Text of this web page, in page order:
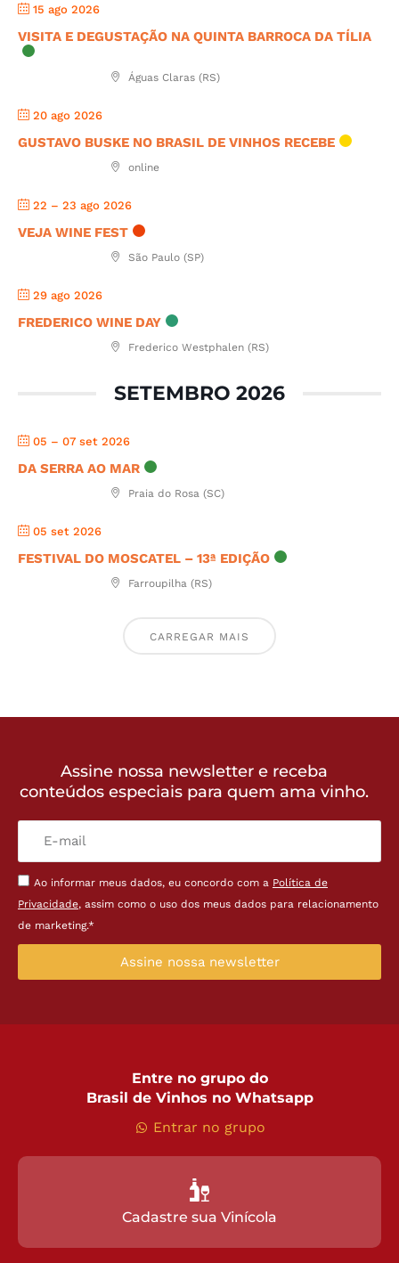
15 ago 2026
VISITA E DEGUSTAÇÃO NA QUINTA BARROCA DA TÍLIA
Águas Claras (RS)
20 ago 2026
GUSTAVO BUSKE NO BRASIL DE VINHOS RECEBE
online
22 – 23 ago 2026
VEJA WINE FEST
São Paulo (SP)
29 ago 2026
FREDERICO WINE DAY
Frederico Westphalen (RS)
SETEMBRO 2026
05 – 07 set 2026
DA SERRA AO MAR
Praia do Rosa (SC)
05 set 2026
FESTIVAL DO MOSCATEL – 13ª EDIÇÃO
Farroupilha (RS)
CARREGAR MAIS
Assine nossa newsletter e receba
conteúdos especiais para quem ama vinho.
Ao informar meus dados, eu concordo com a Política de
Privacidade, assim como o uso dos meus dados para relacionamento
de marketing.*
Assine nossa newsletter
Entre no grupo do
Brasil de Vinhos no Whatsapp
Entrar no grupo
Cadastre sua Vinícola